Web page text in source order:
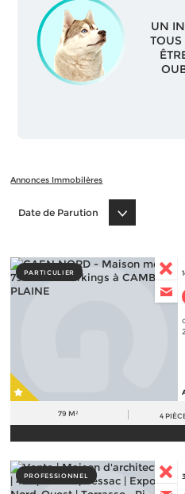
UN
TOUS
Annonces Immobilères
Date de Parution
PARTICULIER
79 M² 4
PROFESSIONNEL